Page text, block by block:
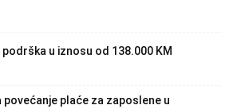
u iznosu od 138.000 KM
povećanje plaće za zaposlene u